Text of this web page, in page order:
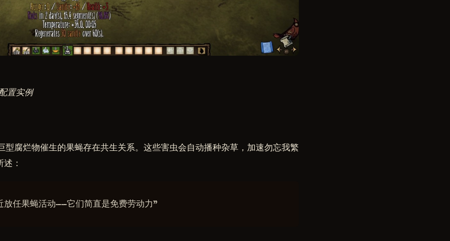
置实例
型腐烂物催生的果蝇存在共生关系。这些害虫会自动播种杂草，加速勿忘我繁
：
放任果蝇活动——它们简直是免费劳动力"